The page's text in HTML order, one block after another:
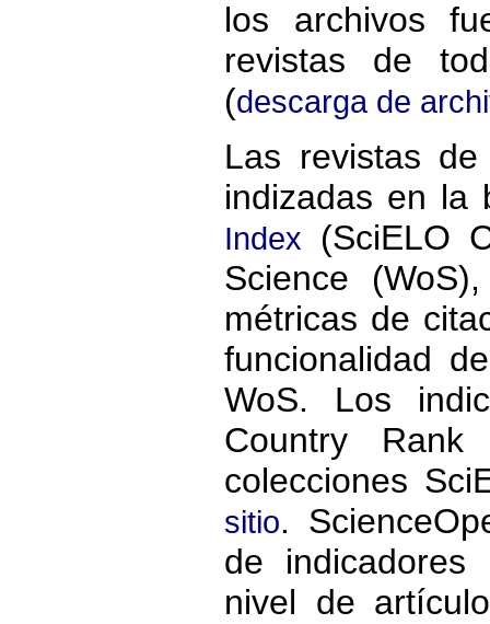
los archivos
revistas de
(descarga de
Las revistas
indizadas en
Index (SciELO
Science
métricas de
funcionalidad
WoS. Los
Country
colecciones
sitio.
de
nivel de